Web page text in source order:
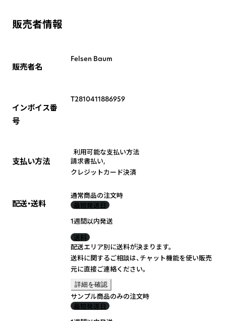
販売者情報
販売者名
Felsen Baum
インボイス番
号
T2810411886959
支払い方法
利用可能な支払い方法
請求書払い,
クレジットカード決済
配送・送料
通常商品の注文時
最短発送日
1週間以内発送
送料
配送エリア別に送料が決まります。
送料に関するご相談は、チャット機能を使い販売
元に直接ご連絡ください。
詳細を確認
サンプル商品のみの注文時
最短発送日